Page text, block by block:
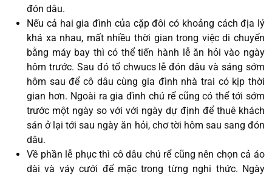
đón dâu.
Nếu cả hai gia đình của cặp đôi có khoảng cách địa lý
khá xa nhau, mất nhiều thời gian trong việc di chuyển
bằng máy bay thì có thể tiến hành lễ ăn hỏi vào ngày
hôm trước. Sau đó tổ chwucs lễ đón dâu và sáng sớm
hôm sau để cô dâu cùng gia đình nhà trai có kịp thời
gian hơn. Ngoài ra gia đình chú rể cũng có thể tới sớm
trước một ngày so với với ngày dự định để thuê khách
sán ở lại tới sau ngày ăn hỏi, chơ tời hôm sau sang đón
dâu.
Về phần lễ phục thì cô dâu chú rể cũng nên chọn cả áo
dài và váy cưới để mặc trong từng nghi thức. Ngày